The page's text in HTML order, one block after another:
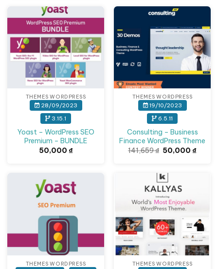
THEMES WORDPRESS
28/09/2023
3.15.1
Yoast – WordPress SEO
Premium – BUNDLE
50,000 ₫
THEMES WORDPRESS
19/10/2023
6.5.11
Consulting – Business
Finance WordPress Theme
141,659₫ Giá
gốc
50,000₫Giá
THEMES WORDPRESS THEMES WORDPRESS